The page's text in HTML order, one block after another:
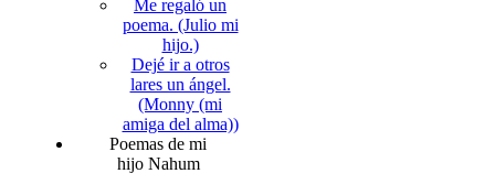
Me regaló un
poema. (Julio mi
hijo.)
Dejé ir a otros
lares un ángel.
(Monny (mi
amiga del alma))
Poemas de mi
hijo Nahum